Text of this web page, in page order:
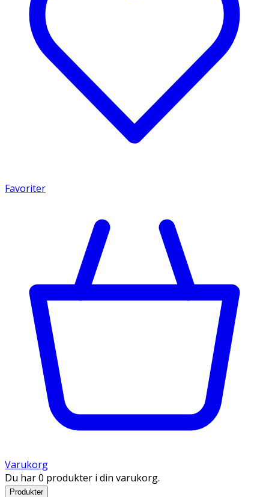
Favoriter
Varukorg
Du har 0 produkter i din varukorg.
Produkter